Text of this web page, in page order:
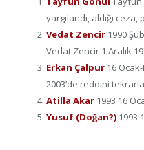
yargılandı, aldığı
Vedat Zencir 1990
Vedat Zencir 1 Aralık
Erkan Çalpur 16
2003’de reddini
Atilla Akar 1993 16
Yusuf (Doğan?) 1993